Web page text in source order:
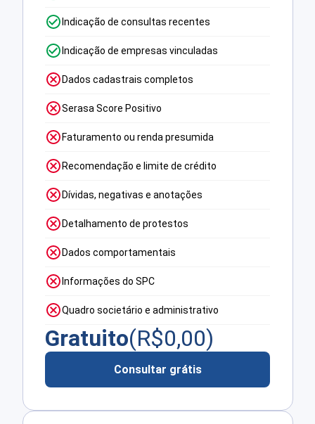
Indicação de consultas recentes
Indicação de empresas vinculadas
Dados cadastrais completos
Serasa Score Positivo
Faturamento ou renda presumida
Recomendação e limite de crédito
Dívidas, negativas e anotações
Detalhamento de protestos
Dados comportamentais
Informações do SPC
Quadro societário e administrativo
Gratuito(R$0,00)
Consultar grátis